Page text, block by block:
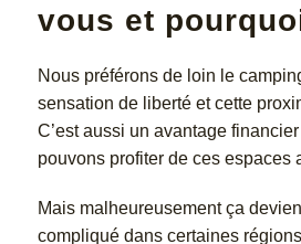
vous et
Nous préférons de loin le
sensation de liberté et cette
C’est aussi un avantage
pouvons profiter de ces espaces
Mais malheureusement ça
compliqué dans certaines